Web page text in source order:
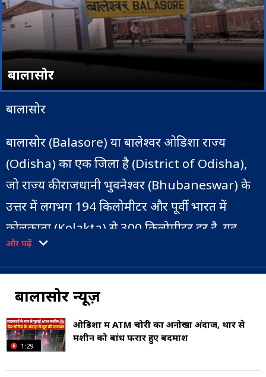
बालासोर
बालासोर
बालासोर (Balasore) या बालेश्वर ओडिशा राज्य
(Odisha) का एक जिला है (District of Odisha),
जो राज्य की राजधानी भुवनेश्वर (Bhubaneswar) के
उत्तर में लगभग 194 किलोमीटर और पूर्वी भारत में
कोलकाता (Kolakta) से 300 किलोमीटर दूर है. यह
उत्तरी ओडिशा का सबसे बड़ा शहर और बालासोर जिले का
प्रशासनिक मुख्यालय है (Administrative
Headquarters).
यह चांदीपुर (Chandipur) समुद्र तट के लिए सबसे
प्रसिद्ध है. इसे 'मिसाइल सिटी' (Missile City) भी कहा
जाता है. भारतीय बैलिस्टिक मिसाइल रक्षा कार्यक्रम की
और पढ़ें
बालासोर न्यूज़
1:29
ओडिशा में ATM चोरी का अनोखा अंदाज, थार से
मशीन को बांध फरार हुए बदमाश